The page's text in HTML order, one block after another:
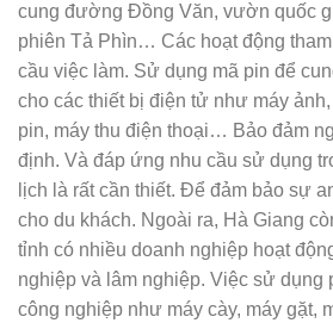
cung đường Đồng Văn, vườn quốc
phiên Tả Phìn… Các hoạt động
cầu việc làm. Sử dụng mã pin để
cho các thiết bị điện tử như máy
pin, máy thu điện thoại… Bảo đảm
định. Và đáp ứng nhu cầu sử dụng
lịch là rất cần thiết. Để đảm bảo sự
cho du khách. Ngoài ra, Hà Giang
tỉnh có nhiều doanh nghiệp hoạt
nghiệp và lâm nghiệp. Việc sử dụng
công nghiệp như máy cày, máy gặt,